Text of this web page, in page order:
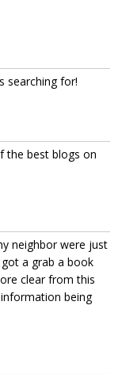
searching for!
the best blogs on
neighbor were just
a grab a book
clear from this
being